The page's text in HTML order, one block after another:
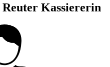
Kassiererin